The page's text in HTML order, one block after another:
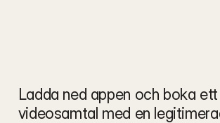
Ladda ned appen och boka ett
videosamtal med en